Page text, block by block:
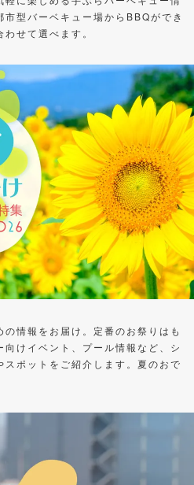
型バーベキュー場からBBQができ
せて選べます。
情報をお届け。定番のお祭りはも
けイベント、プール情報など、シ
ポットをご紹介します。夏のおで